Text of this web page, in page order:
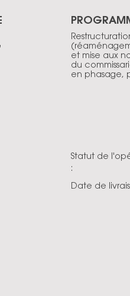
et mise aux
du
en phasage,
Statut de
:
Date de